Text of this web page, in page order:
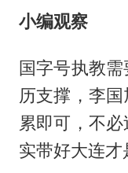
小编观察
国字号执教
历支撑，李
累即可，不
实带好大连才